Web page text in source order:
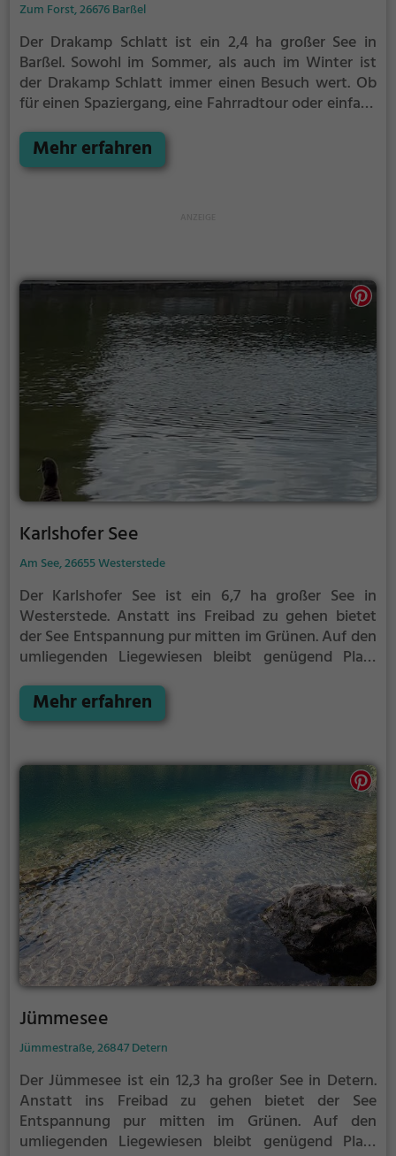
Zum Forst, 26676 Barßel
Der Drakamp Schlatt ist ein 2,4 ha großer See in
Barßel. Sowohl im Sommer, als auch im Winter ist
der Drakamp Schlatt immer einen Besuch wert. Ob
für einen Spaziergang, eine Fahrradtour oder einfach
bietet zahlreiche Möglichkeiten für
Freizeitaktivitäten.
Mehr erfahren
Karlshofer See
Am See, 26655 Westerstede
Der Karlshofer See ist ein 6,7 ha großer See in
Westerstede. Anstatt ins Freibad zu gehen bietet
der See Entspannung pur mitten im Grünen. Auf den
umliegenden Liegewiesen bleibt genügend Platz
September ist der Karlshofer See ein beliebtes
Ausflugsziel. Egal ob für Familien, Freunde oder
Tage.
Mehr erfahren
Jümmesee
Jümmestraße, 26847 Detern
Der Jümmesee ist ein 12,3 ha großer See in Detern.
Anstatt ins Freibad zu gehen bietet der See
Entspannung pur mitten im Grünen. Auf den
umliegenden Liegewiesen bleibt genügend Platz